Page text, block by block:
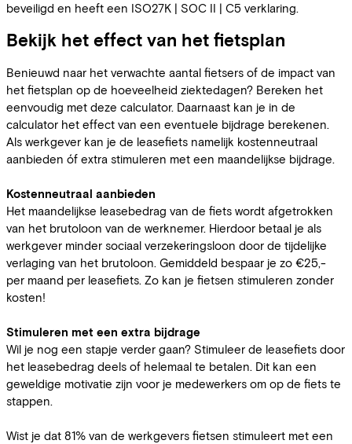
beveiligd en heeft een ISO27K | SOC II | C5 verklaring.
Bekijk het effect van het fietsplan
Benieuwd naar het verwachte aantal fietsers of de impact van
het fietsplan op de hoeveelheid ziektedagen? Bereken het
eenvoudig met deze calculator. Daarnaast kan je in de
calculator het effect van een eventuele bijdrage berekenen.
Als werkgever kan je de leasefiets namelijk kostenneutraal
aanbieden óf extra stimuleren met een maandelijkse bijdrage.
Kostenneutraal aanbieden
Het maandelijkse leasebedrag van de fiets wordt afgetrokken
van het brutoloon van de werknemer. Hierdoor betaal je als
werkgever minder sociaal verzekeringsloon door de tijdelijke
verlaging van het brutoloon. Gemiddeld bespaar je zo €25,-
per maand per leasefiets. Zo kan je fietsen stimuleren zonder
kosten!
Stimuleren met een extra bijdrage
Wil je nog een stapje verder gaan? Stimuleer de leasefiets door
het leasebedrag deels of helemaal te betalen. Dit kan een
geweldige motivatie zijn voor je medewerkers om op de fiets te
stappen.
Wist je dat 81% van de werkgevers fietsen stimuleert met een